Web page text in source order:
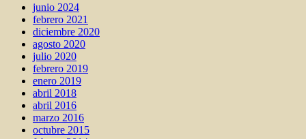
junio 2024
febrero 2021
diciembre 2020
agosto 2020
julio 2020
febrero 2019
enero 2019
abril 2018
abril 2016
marzo 2016
octubre 2015